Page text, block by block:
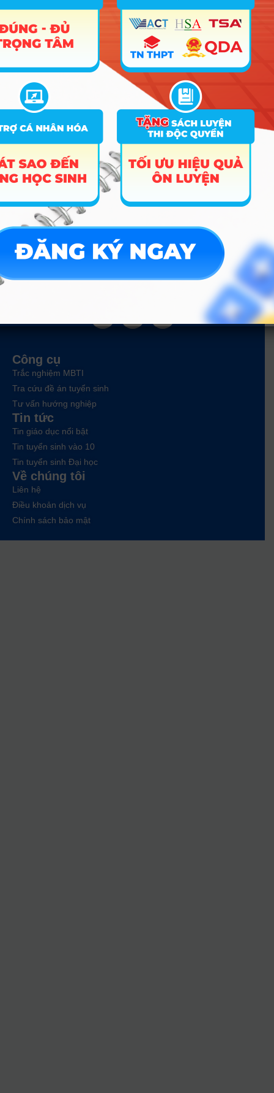
13
vụ hàng không).
D07; D14; D15; X78
19.5
14
Quản trị dịch vụ du lịch
và lữ hành
A00; A01; C00; D01;
D04; D10; D14; D45
22.15 19
A00; A01; C03; C04;
D01; D10; D11; X01
16
Quản trị nhà hàng và
dịch vụ ăn uống
C00; C03; C04; D01;
D15; X01; X74; X78
19
môi trường
A00; B00; B02; D01;
D10; X01; X21; X25
18 18
HOCMAI
ĐĂNG KÝ NGAY
Công cụ
Trắc nghiệm MBTI
Tra cứu đề án tuyển sinh
Tư vấn hướng nghiệp
Tin tức
Tin giáo dục nổi bật
Tin tuyển sinh vào 10
Tin tuyển sinh Đại học
Về chúng tôi
Liên hệ
Điều khoản dịch vụ
Chính sách bảo mật